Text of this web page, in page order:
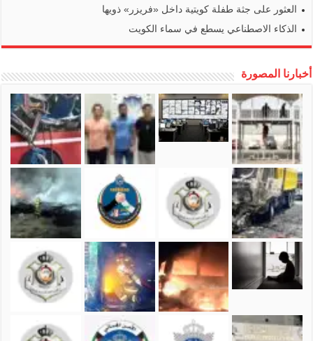
العثور على جثة طفلة كويتية داخل «فريزر» ذويها
الذكاء الاصطناعي يسطع في سماء الكويت
أخبارنا المصورة